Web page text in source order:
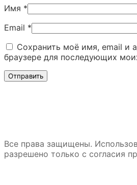
Имя *
Email *
Сохранить моё имя, email и
браузере для последующих
Все права защищены.
разрешено только с согласия